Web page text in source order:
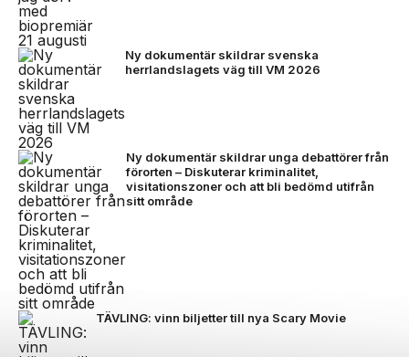
Ny dokumentär skildrar svenska
herrlandslagets väg till VM 2026
Ny dokumentär skildrar unga debattörer från
förorten – Diskuterar kriminalitet,
visitationszoner och att bli bedömd utifrån
sitt område
TÄVLING: vinn biljetter till nya Scary Movie